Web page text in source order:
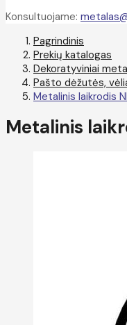
Konsultuojame:
Pagrindinis
Prekių katalogas
Dekoratyviniai
Pašto dėžutės,
Metalinis laikrodis
Metalinis